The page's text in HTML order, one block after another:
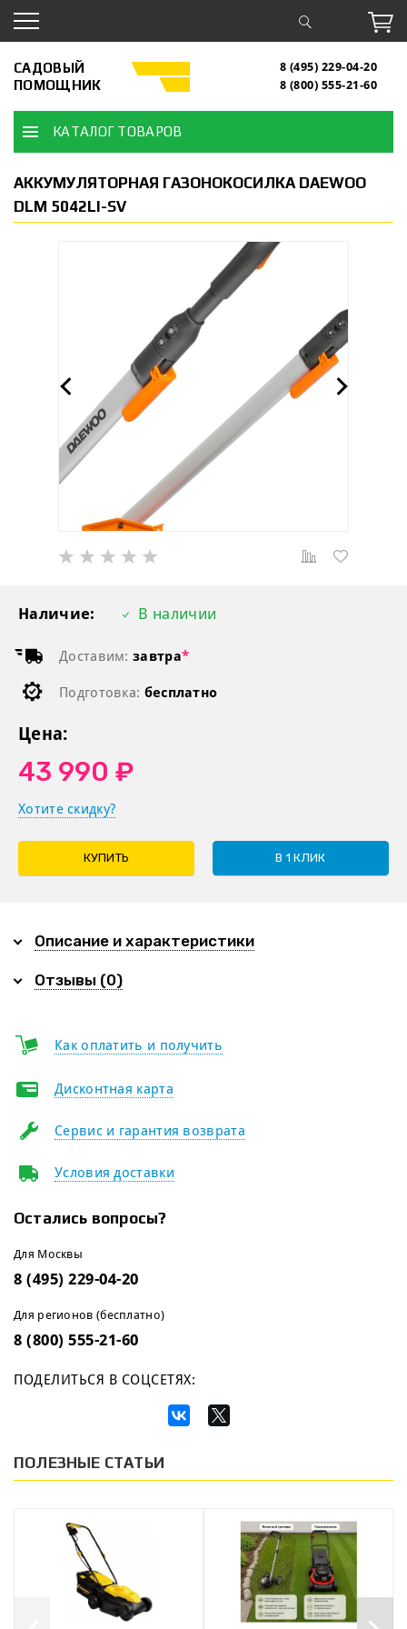
САДОВЫЙ
ПОМОЩНИК
8 (495) 229-04-20
8 (800) 555-21-60
КАТАЛОГ ТОВАРОВ
АККУМУЛЯТОРНАЯ ГАЗОНОКОСИЛКА DAEWOO
DLM 5042LI-SV
Наличие: В наличии
Доставим: завтра*
Подготовка: бесплатно
Цена:
43 990 ₽
Хотите скидку?
КУПИТЬ В 1 КЛИК
Описание и характеристики
Отзывы (0)
Как оплатить и получить
Дисконтная карта
Сервис и гарантия возврата
Условия доставки
Остались вопросы?
Для Москвы
8 (495) 229-04-20
Для регионов (бесплатно)
8 (800) 555-21-60
ПОДЕЛИТЬСЯ В СОЦСЕТЯХ:
ПОЛЕЗНЫЕ СТАТЬИ